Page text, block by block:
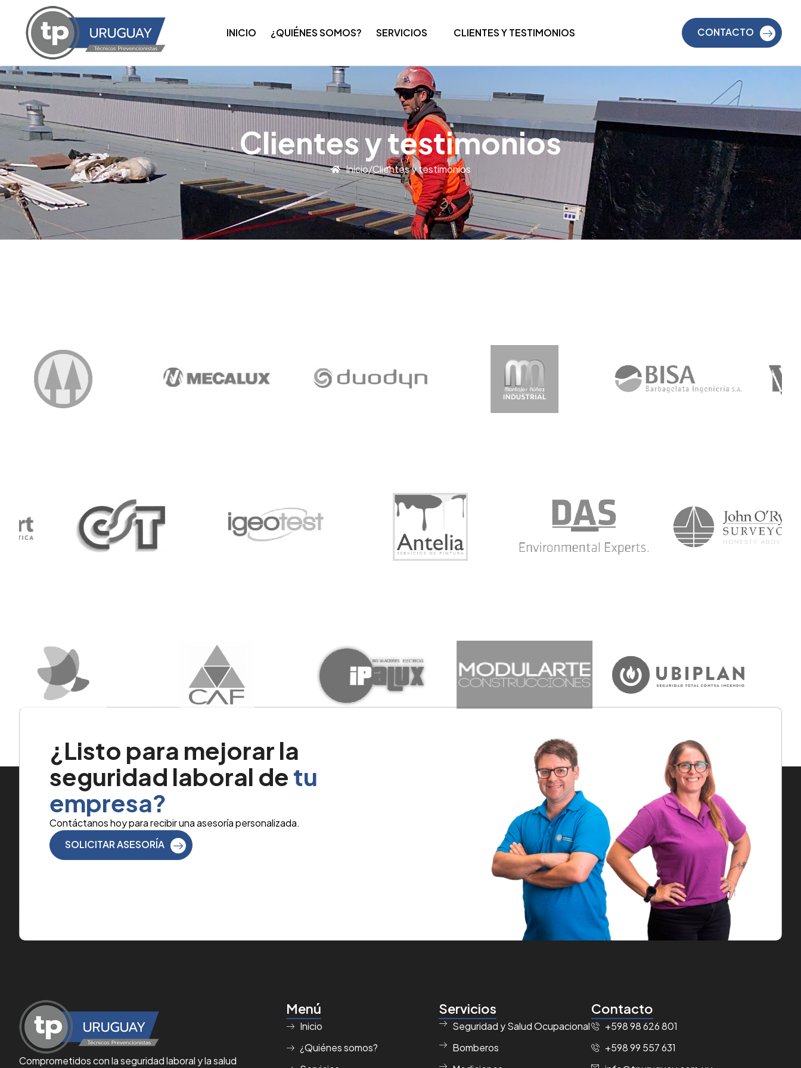
INICIO ¿QUIÉNES SOMOS? SERVICIOS CLIENTES Y TESTIMONIOS CONTACTO
Clientes y testimonios
Inicio/Clientes y testimonios
¿Listo para mejorar la
seguridad laboral detu
empresa?
Contáctanos hoy para recibir una asesoría personalizada.
SOLICITAR ASESORÍA
Comprometidos con la seguridad laboral y la salud
Menú
Inicio
¿Quiénes somos?
Servicios
Seguridad y Salud Ocupacional
Bomberos
Contacto
+598 98 626 801
+598 99 557 631